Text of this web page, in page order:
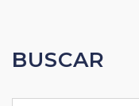
BUSCAR